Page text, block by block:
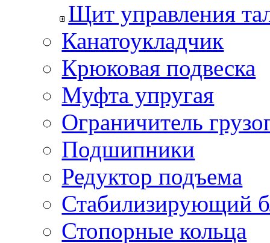
Щит управления
Канатоукладчик
Крюковая подвеска
Муфта упругая
Ограничитель
Подшипники
Редуктор подъема
Стабилизирующий
Стопорные кольца